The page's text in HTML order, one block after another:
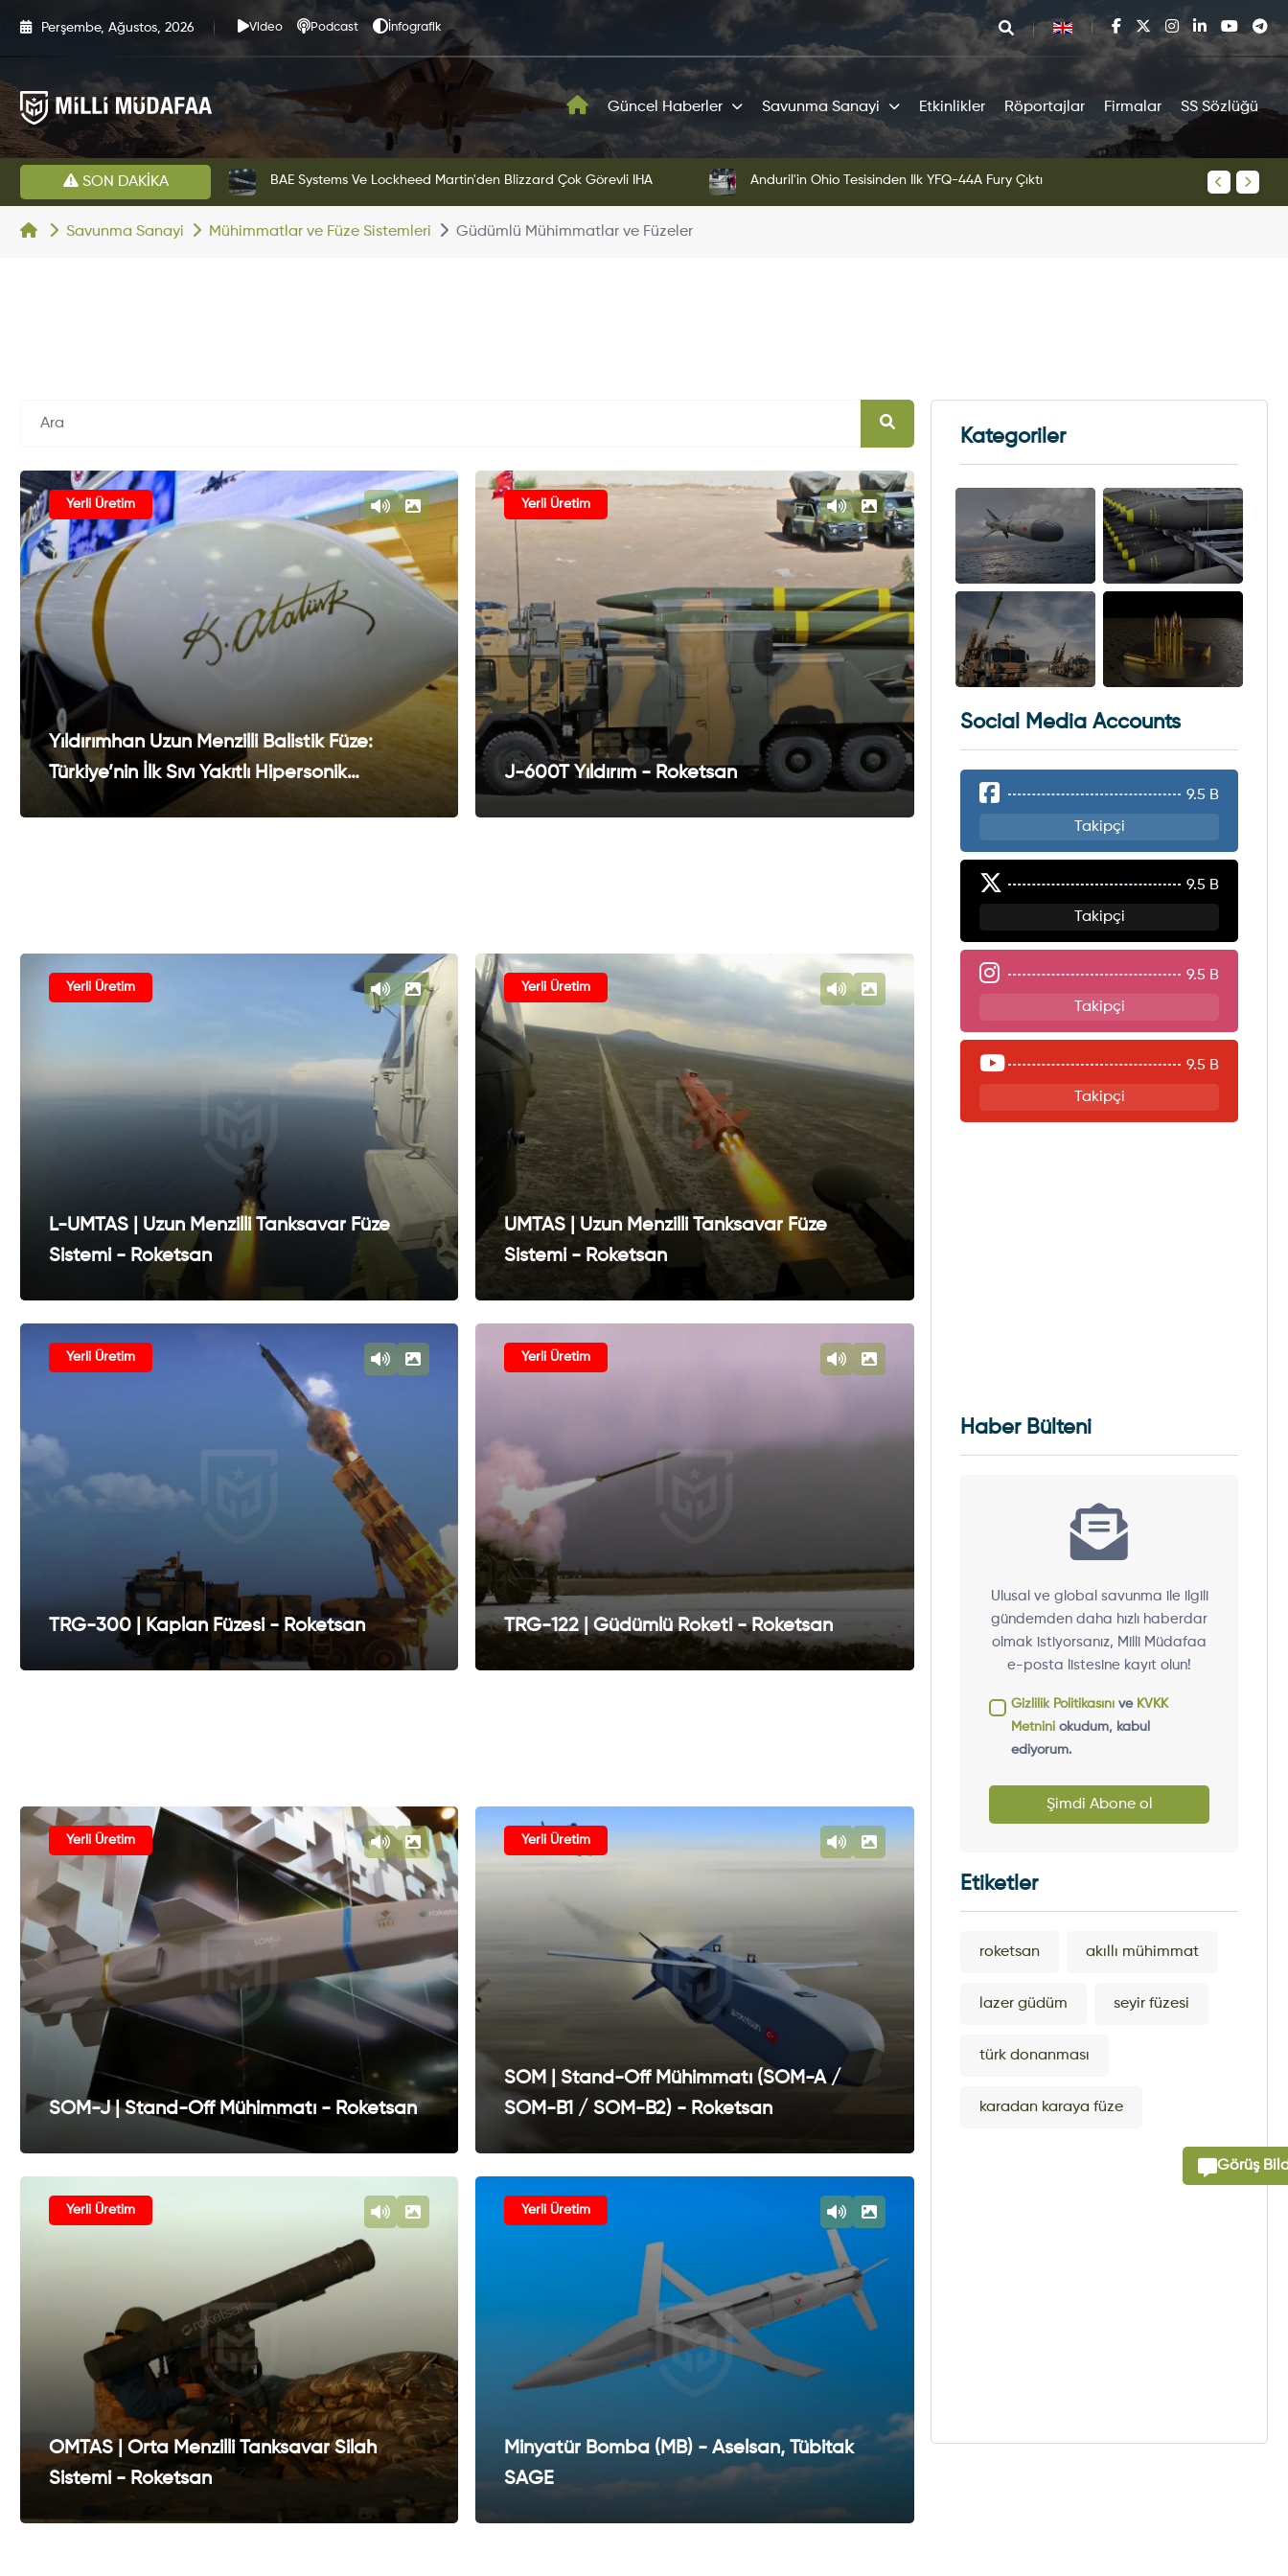
Perşembe, Ağustos, 2026 Video Podcast İnfografik
Güncel Haberler Savunma Sanayi Etkinlikler Röportajlar Firmalar SS Sözlüğü
SON DAKİKA
Başarıyla Tamamladı BAE Systems Ve Lockheed Martin'den Blizzard Çok Görevli İHA Anduril'in Ohio Tesisinden İlk YFQ-44A Fury Çıktı
Savunma Sanayi Mühimmatlar ve Füze Sistemleri Güdümlü Mühimmatlar ve Füzeler
Yerli Üretim
Yıldırımhan Uzun Menzilli Balistik Füze:
Türkiye’nin İlk Sıvı Yakıtlı Hipersonik
Kıtalararası Füze Projesi
Yerli Üretim
J-600T Yıldırım - Roketsan
Yerli Üretim
L-UMTAS | Uzun Menzilli Tanksavar Füze
Sistemi - Roketsan
Yerli Üretim
UMTAS | Uzun Menzilli Tanksavar Füze
Sistemi - Roketsan
Yerli Üretim
TRG-300 | Kaplan Füzesi - Roketsan
Yerli Üretim
TRG-122 | Güdümlü Roketi - Roketsan
Yerli Üretim
SOM-J | Stand-Off Mühimmatı - Roketsan
Yerli Üretim
SOM | Stand-Off Mühimmatı (SOM-A /
SOM-B1 / SOM-B2) - Roketsan
Yerli Üretim
OMTAS | Orta Menzilli Tanksavar Silah
Sistemi - Roketsan
Yerli Üretim
Minyatür Bomba (MB) - Aselsan, Tübitak
SAGE
Kategoriler
Social Media Accounts
9.5 B
Takipçi
9.5 B
Takipçi
9.5 B
Takipçi
9.5 B
Takipçi
Haber Bülteni
Ulusal ve global savunma ile ilgili
gündemden daha hızlı haberdar
olmak istiyorsanız, Milli Müdafaa
e-posta listesine kayıt olun!
Gizlilik Politikasını ve KVKK
Metnini okudum, kabul
ediyorum.
Şimdi Abone ol
Etiketler
roketsan akıllı mühimmat
lazer güdüm seyir füzesi
türk donanması
karadan karaya füze
Görüş